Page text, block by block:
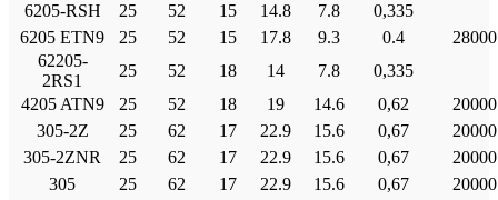
6205-RSH
25 52 15 14.8 7.8
0,335
6205 ETN9
25 52 15 17.8 9.3 0.4
28000
62205-
2RS1
25 52 18 14 7.8
0,335
4205 ATN9
25 52 18 19 14.6 0,62
20000
305-2Ζ
25 62 17 22.9 15.6 0,67
20000
305-2ZNR
25 62 17 22.9 15.6 0,67
20000
305
25 62 17 22.9 15.6 0,67
20000